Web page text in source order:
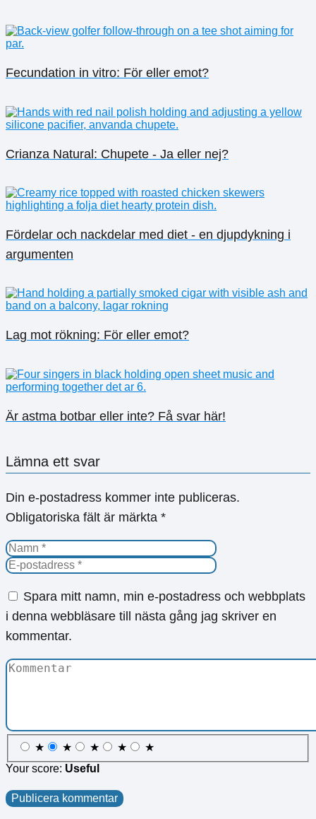
Fecundation in vitro: För eller emot?
Crianza Natural: Chupete - Ja eller nej?
Fördelar och nackdelar med diet - en djupdykning i
argumenten
Lag mot rökning: För eller emot?
Är astma botbar eller inte? Få svar här!
Lämna ett svar
Din e-postadress kommer inte publiceras.
Obligatoriska fält är märkta *
Spara mitt namn, min e-postadress och webbplats
i denna webbläsare till nästa gång jag skriver en
kommentar.
★ ★ ★ ★
★
Your score: Useful